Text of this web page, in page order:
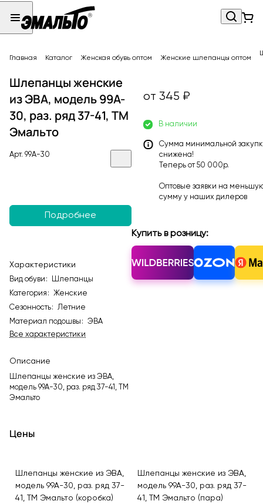
Главная Каталог Женская обувь оптом Женские шлепанцы оптом
Шлепанцы женские
из ЭВА, модель 99A-
30, раз. ряд 37-41, ТМ
Эмальто
Арт. 99A-30
Подробнее
Характеристики
Вид обуви :
Шлепанцы
Категория :
Женские
Сезонность:
Летние
Материал подошвы :
ЭВА
Все характеристики
Описание
Шлепанцы женские из ЭВА,
модель 99A-30, раз. ряд 37-41, ТМ
Эмальто
от 345 ₽
В наличии
Сумма минимальной
снижена!
Теперь от 50 000р.
Оптовые заявки на
сумму у наших дилеров
Купить в розницу:
Цены
Шлепанцы женские из ЭВА,
модель 99A-30, раз. ряд 37-
41, ТМ Эмальто (коробка)
Шлепанцы женские из ЭВА,
модель 99A-30, раз. ряд 37-
41, ТМ Эмальто (пара)